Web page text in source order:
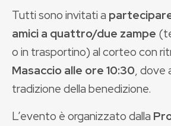
Tutti sono invitati a
amici a quattro/due zampe
o in trasportino) al corteo con
Masaccio alle ore 10:30, dove
tradizione della benedizione.
L’evento è organizzato dalla